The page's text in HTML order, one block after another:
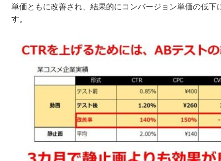
単価ともに改善され、結果的にコンバージョン単価の低下
す。